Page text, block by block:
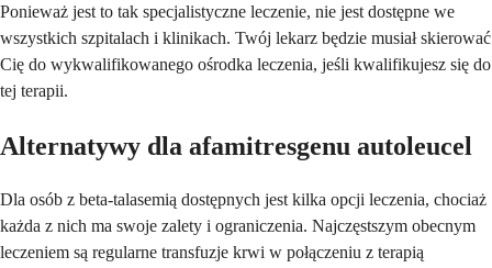
Ponieważ jest to tak specjalistyczne leczenie, nie jest dostępne we
wszystkich szpitalach i klinikach. Twój lekarz będzie musiał skierować
Cię do wykwalifikowanego ośrodka leczenia, jeśli kwalifikujesz się do
tej terapii.
Alternatywy dla afamitresgenu autoleucel
Dla osób z beta-talasemią dostępnych jest kilka opcji leczenia, chociaż
każda z nich ma swoje zalety i ograniczenia. Najczęstszym obecnym
leczeniem są regularne transfuzje krwi w połączeniu z terapią